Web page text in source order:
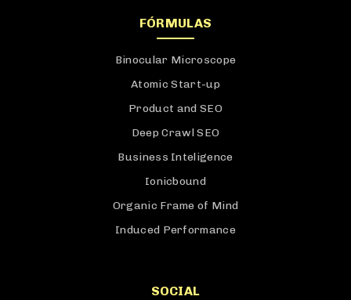
FÓRMULAS
Binocular Microscope
Atomic Start-up
Product and SEO
Deep Crawl SEO
Business Inteligence
Ionicbound
Organic Frame of Mind
Induced Performance
SOCIAL